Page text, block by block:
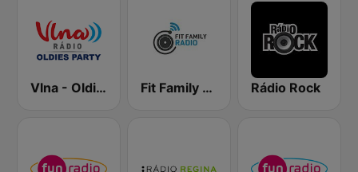
Vlna - Oldies party Fit Family Radio Rádio Rock